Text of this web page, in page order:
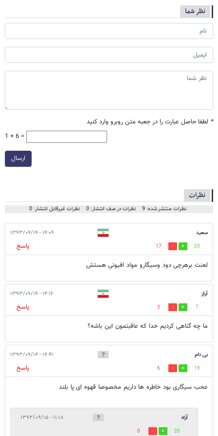
نظر شما
* لطفا حاصل عبارت را در جعبه متن روبرو وارد کنید
1 + 6 =
ارسال
نظرات
نظرات منتشر شده: 9 نظرات در صف انتشار: 0 نظرات غیرقابل انتشار: 0
سعید ۱۴:۰۹ - ۱۳۹۳/۰۹/۱۴
33
17
پاسخ
لعنت برهرچی دود وسیگارو مواد افیونی هستش
آراز ۱۴:۱۶ - ۱۳۹۳/۰۹/۱۴
7
3
پاسخ
ما چه گناهی کردیم خدا که عاقبتمون این باشه؟
بی نام ۱۴:۴۱ - ۱۳۹۳/۰۹/۱۴
19
6
پاسخ
عحب سیگاری بود خاطره ها داریم مخصوصا قهوه ای پا بلند
آزاد ۱۱:۱۸ - ۱۳۹۳/۰۹/۱۵
20
0